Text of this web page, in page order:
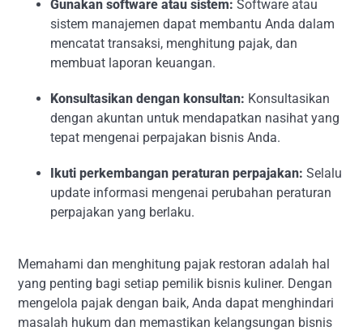
Gunakan software atau sistem: Software atau
sistem manajemen dapat membantu Anda dalam
mencatat transaksi, menghitung pajak, dan
membuat laporan keuangan.
Konsultasikan dengan konsultan: Konsultasikan
dengan akuntan untuk mendapatkan nasihat yang
tepat mengenai perpajakan bisnis Anda.
Ikuti perkembangan peraturan perpajakan: Selalu
update informasi mengenai perubahan peraturan
perpajakan yang berlaku.
Memahami dan menghitung pajak restoran adalah hal
yang penting bagi setiap pemilik bisnis kuliner. Dengan
mengelola pajak dengan baik, Anda dapat menghindari
masalah hukum dan memastikan kelangsungan bisnis